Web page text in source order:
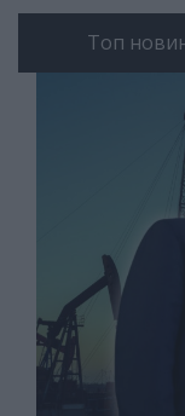
Топ